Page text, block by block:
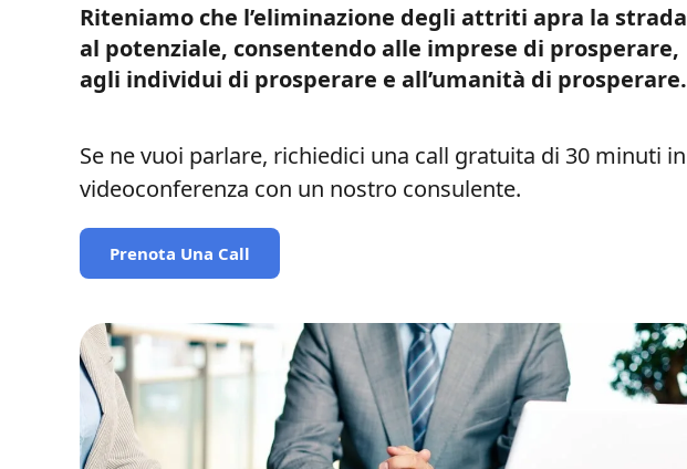
Riteniamo che l’eliminazione degli attriti apra la strada
al potenziale, consentendo alle imprese di prosperare,
agli individui di prosperare e all’umanità di prosperare.
Se ne vuoi parlare, richiedici una call gratuita di 30 minuti in
videoconferenza con un nostro consulente.
Prenota Una Call